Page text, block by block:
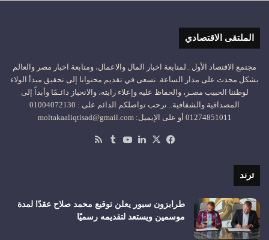
الملتقى الاقتصادي
مجتمع الاقتصاد الأول ..لمتابعة اخبار المال والاعمال، ومتابعة اخبار مصر والعالم
بشكل محدث على مدار الساعة. نسعى في تقديم محتوانا إلى تحقيق مبدأ الولاء
لوطننا الحبيب مصـر، والحفاظ عليه وإعلاء رايته، والانحياز دائـمًا وأبداً إلى
المصداقية والشفافية.. نرحب تواصلكم الدائم على : 01004072130
01274851011 أو على الإيميل: moltakaaliqtisad@gmail.com
فيسبوك
‫X لينكدإن‫YouTube
ترند
طرابزون سبور يعلن توقيع محمد صلاح عقدًا لمدة
موسمين ويستعد لتقديمه رسميًا